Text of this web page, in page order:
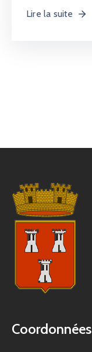
Lire la suite
Coordonnées